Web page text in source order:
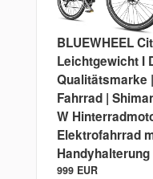
BLUEWHEEL
Leichtgewicht I
Qualitätsmarke
Fahrrad |
W
Elektrofahrrad
Handyhalterung
999 EUR